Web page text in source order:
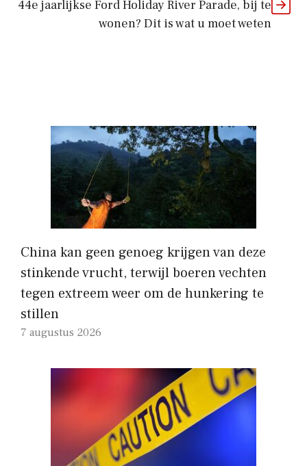
44e jaarlijkse Ford Holiday River Parade, bij te
wonen? Dit is wat u moet weten
China kan geen genoeg krijgen van deze
stinkende vrucht, terwijl boeren vechten
tegen extreem weer om de hunkering te
stillen
7 augustus 2026